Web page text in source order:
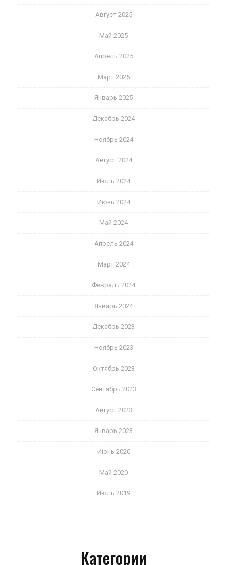
Август 2025
Май 2025
Апрель 2025
Март 2025
Январь 2025
Декабрь 2024
Ноябрь 2024
Август 2024
Июль 2024
Июнь 2024
Май 2024
Апрель 2024
Март 2024
Февраль 2024
Январь 2024
Декабрь 2023
Ноябрь 2023
Октябрь 2023
Сентябрь 2023
Август 2023
Январь 2023
Июнь 2020
Май 2020
Июль 2019
Категории